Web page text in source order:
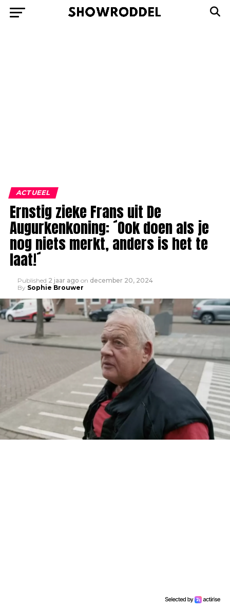
ACTUEEL
Ernstig zieke Frans uit De
Augurkenkoning: ´Ook doen als je
nog niets merkt, anders is het te
laat!´
Published 2 jaar ago on december 20, 2024
By Sophie Brouwer